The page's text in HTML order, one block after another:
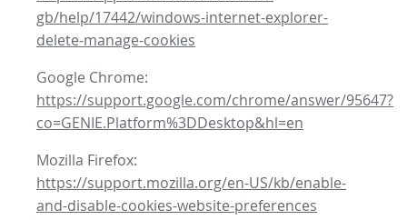
gb/help/17442/windows-internet-explorer-
delete-manage-cookies
Google Chrome:
https://support.google.com/chrome/answer/95647?
co=GENIE.Platform%3DDesktop&hl=en
Mozilla Firefox:
https://support.mozilla.org/en-US/kb/enable-
and-disable-cookies-website-preferences